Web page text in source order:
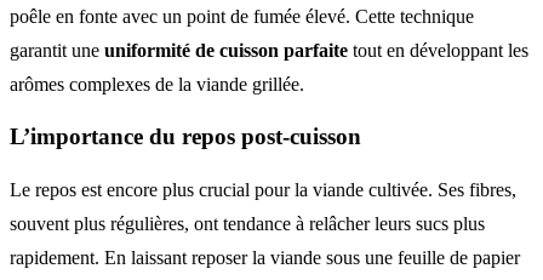
poêle en fonte avec un point de fumée élevé. Cette technique
garantit une uniformité de cuisson parfaite tout en développant les
arômes complexes de la viande grillée.
L’importance du repos post-cuisson
Le repos est encore plus crucial pour la viande cultivée. Ses fibres,
souvent plus régulières, ont tendance à relâcher leurs sucs plus
rapidement. En laissant reposer la viande sous une feuille de papier